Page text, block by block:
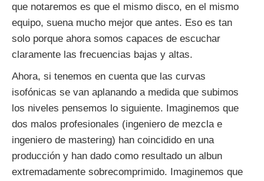
que notaremos es que el mismo disco, en el mismo
equipo, suena mucho mejor que antes. Eso es tan
solo porque ahora somos capaces de escuchar
claramente las frecuencias bajas y altas.
Ahora, si tenemos en cuenta que las curvas
isofónicas se van aplanando a medida que subimos
los niveles pensemos lo siguiente. Imaginemos que
dos malos profesionales (ingeniero de mezcla e
ingeniero de mastering) han coincidido en una
producción y han dado como resultado un albun
extremadamente sobrecomprimido. Imaginemos que